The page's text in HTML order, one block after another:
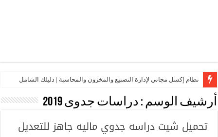
نظام إكسل مجاني لإدارة التصنيع والمخزون والمحاسبة | دليلك الشامل
أرشيف الوسم : دراسات جدوى 2019
تحميل شيت دراسه جدوي ماليه جاهز للتعديل